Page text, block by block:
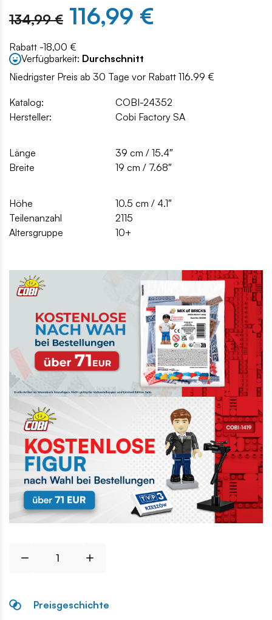
134,99 € 116,99 €
Rabatt -18,00 €
Verfügbarkeit: Durchschnitt
Niedrigster Preis ab 30 Tage vor Rabatt 116.99 €
Katalog:
COBI-24352
Hersteller:
Cobi Factory SA
Länge
39 cm / 15.4″
Breite
19 cm / 7.68″
Höhe
10.5 cm / 4.1″
Teilenanzahl
2115
Altersgruppe
10+
Preisgeschichte